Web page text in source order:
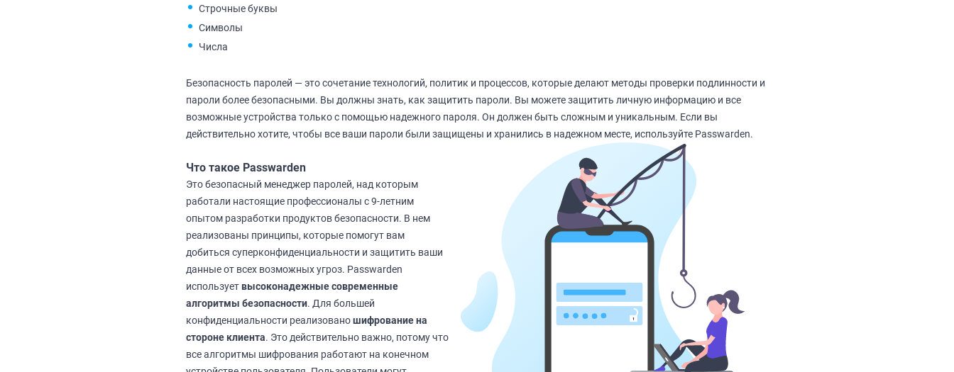
Строчные буквы
Символы
Числа
Безопасность паролей — это сочетание технологий, политик и процессов, которые делают методы проверки подлинности и
пароли более безопасными. Вы должны знать, как защитить пароли. Вы можете защитить личную информацию и все
возможные устройства только с помощью надежного пароля. Он должен быть сложным и уникальным. Если вы
действительно хотите, чтобы все ваши пароли были защищены и хранились в надежном месте, используйте Passwarden.
Что такое Passwarden
Это безопасный менеджер паролей, над которым
работали настоящие профессионалы с 9-летним
опытом разработки продуктов безопасности. В нем
реализованы принципы, которые помогут вам
добиться суперконфиденциальности и защитить ваши
данные от всех возможных угроз. Passwarden
использует высоконадежные современные
алгоритмы безопасности. Для большей
конфиденциальности реализованошифрование на
стороне клиента. Это действительно важно, потому что
все алгоритмы шифрования работают на конечном